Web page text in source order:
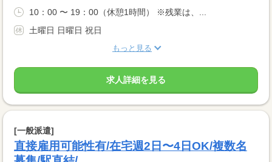
10：00 〜 19：00（休憩1時間） ※残業は、...
土曜日 日曜日 祝日
もっと見る
求人詳細を見る
[一般派遣]
直接雇用可能性有/在宅週2日〜4日OK/複数名